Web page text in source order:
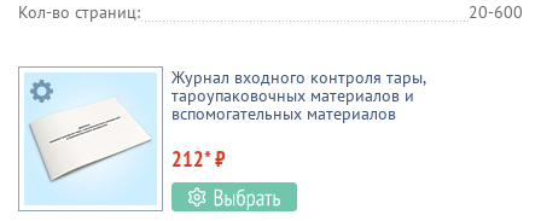
Кол-во страниц:
20-600
Журнал входного контроля тары,
тароупаковочных материалов и
вспомогательных материалов
212* ₽